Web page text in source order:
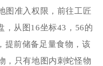
图准入权限，前往工匠
，从图16坐标43，56的
提前储备足量食物，该
，只有地图内刺蛇怪物